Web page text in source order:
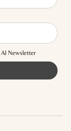
Al Newsletter